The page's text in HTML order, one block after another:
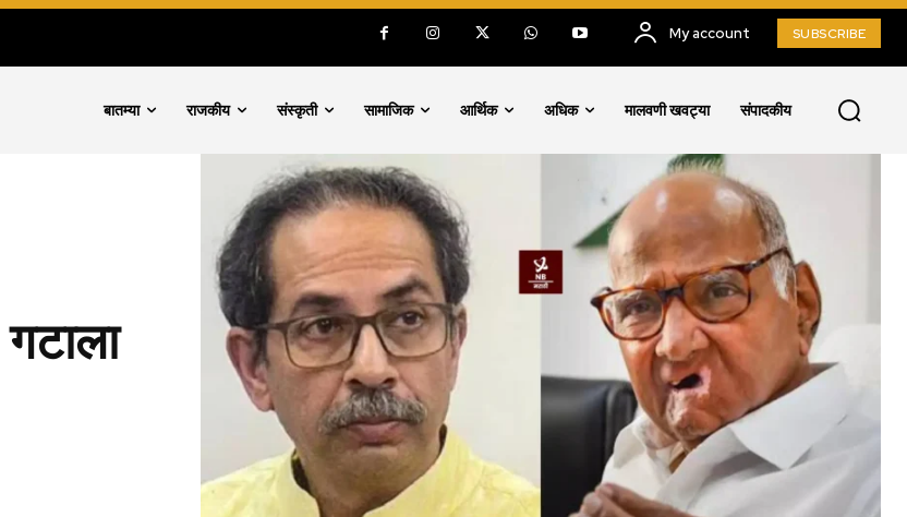
My account SUBSCRIBE
बातम्या राजकीय संस्कृती सामाजिक आर्थिक अधिक मालवणी खवट्या संपादकीय